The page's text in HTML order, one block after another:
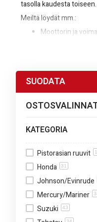
tasolla kaudesta toiseen.
Meiltä löydät mm.:
Moottorin ja
Panostamme
SUODATA
KATEGORIA
Pistorasian ruuvit
Honda 31
Johnson/Evinrude
Mercury/Mariner
Suzuki 43